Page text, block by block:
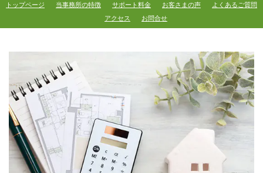
トップページ 当事務所の特徴 サポート料金 お客さまの声
よくあるご質問
アクセス
お問合せ